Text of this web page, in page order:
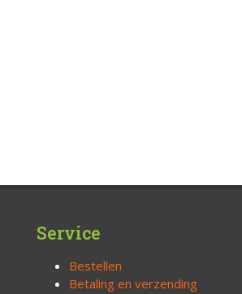
Service
Bestellen
Betaling en verzending